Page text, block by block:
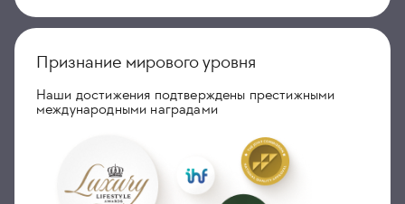
Признание мирового уровня
Наши достижения подтверждены престижными
международными наградами